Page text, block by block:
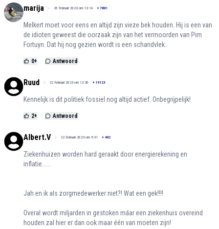
marija 26 februari 2023 om 13:14 + 7801
Melkert moet voor eens en altijd zijn vieze bek houden. Hij is een van
de idioten geweest die oorzaak zijn van het vermoorden van Pim
Fortuyn. Dat hij nog gezien wordt is een schandvlek.
0+ Antwoord
Ruud 22 februari 2023 om 12:30 + 19123
Kennelijk is dit politiek fossiel nog altijd actief. Onbegrijpelijk!
2+ Antwoord
Albert.V 22 februari 2023 om 9:31 + 462
Ziekenhuizen worden hard geraakt door energierekening en
inflatie......
Jah en ik als zorgmedewerker niet?! Wat een gek!!!!
Overal wordt miljarden in gestoken máar een ziekenhuis overeind
houden zal hier er dan ook maar één van moeten zijn!